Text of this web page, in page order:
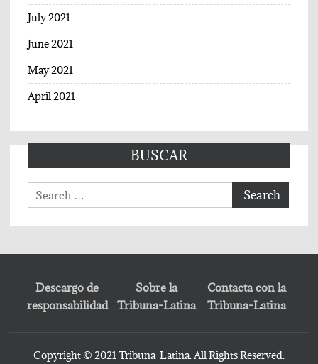
July 2021
June 2021
May 2021
April 2021
BUSCAR
Search
for:
Descargo de
responsabilidad
Sobre la
Tribuna-Latina
Contacta con la
Tribuna-Latina
Copyright © 2021 Tribuna-Latina. All Rights Reserved.